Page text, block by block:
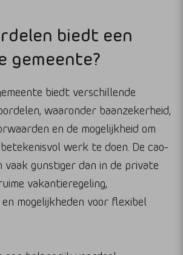
biedt een
gemeente?
biedt verschillende
waaronder baanzekerheid,
en de mogelijkheid om
werk te doen. De cao-
vaak gunstiger dan in de private
vakantieregeling,
mogelijkheden voor flexibel